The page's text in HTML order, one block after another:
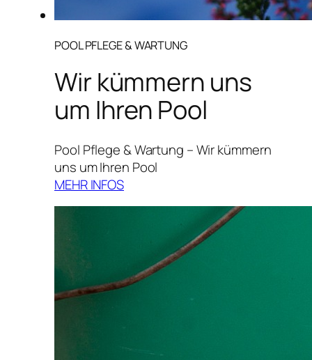
POOL PFLEGE & WARTUNG
Wir kümmern uns
um Ihren Pool
Pool Pflege & Wartung – Wir kümmern
uns um Ihren Pool
MEHR INFOS